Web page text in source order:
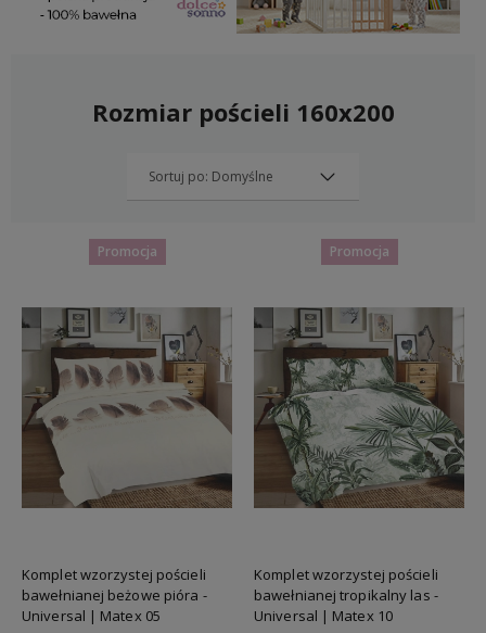
Rozmiar pościeli 160x200
Komplet wzorzystej pościeli
bawełnianej beżowe pióra -
Universal | Matex 05
Promocja
Komplet wzorzystej pościeli
bawełnianej tropikalny las -
Universal | Matex 10
Promocja